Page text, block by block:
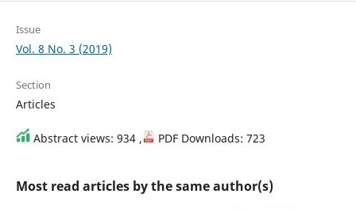
Issue
Vol. 8 No. 3 (2019)
Section
Articles
Abstract views: 934 , PDF Downloads: 723
Most read articles by the same author(s)